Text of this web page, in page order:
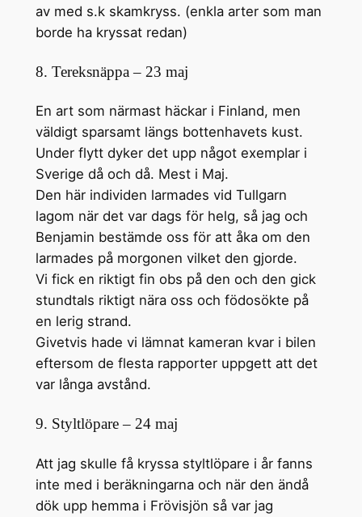
av med s.k skamkryss. (enkla arter som man
borde ha kryssat redan)
8. Tereksnäppa – 23 maj
En art som närmast häckar i Finland, men
väldigt sparsamt längs bottenhavets kust.
Under flytt dyker det upp något exemplar i
Sverige då och då. Mest i Maj.
Den här individen larmades vid Tullgarn
lagom när det var dags för helg, så jag och
Benjamin bestämde oss för att åka om den
larmades på morgonen vilket den gjorde.
Vi fick en riktigt fin obs på den och den gick
stundtals riktigt nära oss och födosökte på
en lerig strand.
Givetvis hade vi lämnat kameran kvar i bilen
eftersom de flesta rapporter uppgett att det
var långa avstånd.
9. Styltlöpare – 24 maj
Att jag skulle få kryssa styltlöpare i år fanns
inte med i beräkningarna och när den ändå
dök upp hemma i Frövisjön så var jag